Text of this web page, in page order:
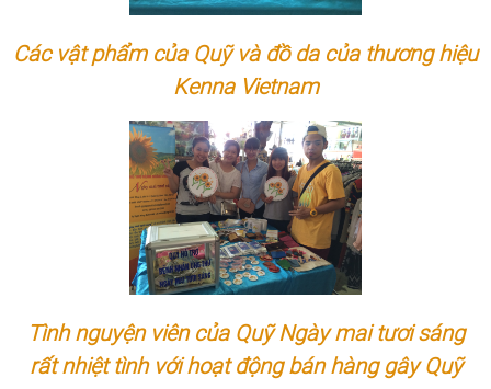
Các vật phẩm của Quỹ và đồ da của thương hiệu
Kenna Vietnam
Tình nguyện viên của Quỹ Ngày mai tươi sáng
rất nhiệt tình với hoạt động bán hàng gây Quỹ